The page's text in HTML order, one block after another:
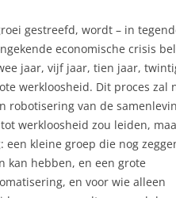
gestreefd, wordt – in
economische crisis
jaar, vijf jaar, tien jaar,
werkloosheid. Dit proces zal
robotisering van de
werkloosheid zou leiden,
kleine groep die nog
kan hebben, en een grote
en voor wie alleen